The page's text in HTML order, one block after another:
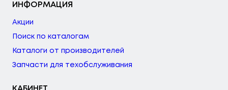
ИНФОРМАЦИЯ
Акции
Поиск по каталогам
Каталоги от производителей
Запчасти для техобслуживания